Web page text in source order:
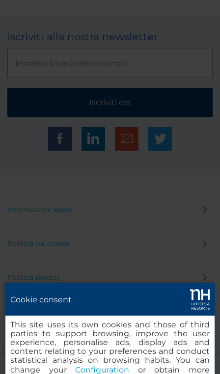
Iscriviti alla nostra newsletter
Iscriviti ora
Informazioni legali
Politica sui cookie
Politica privacy
Cookie consent
This site uses its own cookies and those of third
parties to support browsing, improve the user
experience, personalise ads, display ads and
content relating to your preferences and conduct
statistical analysis on browsing habits. You can
change yourConfiguration or obtain more